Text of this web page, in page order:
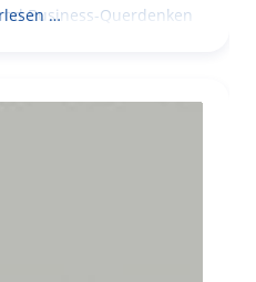
Business-Querdenken
…